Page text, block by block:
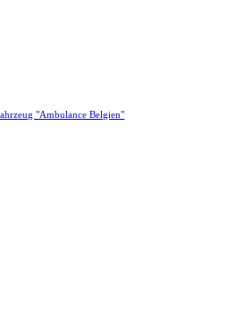
"Ambulance Belgien"